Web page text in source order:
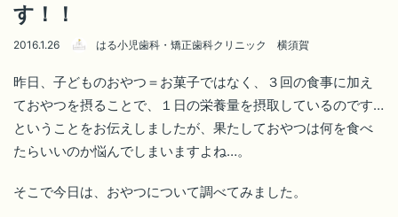
す！！
2016.1.26 はる小児歯科・矯正歯科クリニック 横須賀
昨日、子どものおやつ＝お菓子ではなく、３回の食事に加え
ておやつを摂ることで、１日の栄養量を摂取しているのです…
ということをお伝えしましたが、果たしておやつは何を食べ
たらいいのか悩んでしまいますよね…。
そこで今日は、おやつについて調べてみました。